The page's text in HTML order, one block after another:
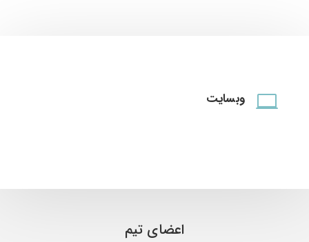
 وبسایت
اعضای تیم